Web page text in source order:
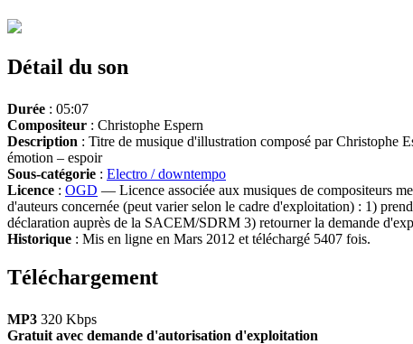
Détail du son
Durée : 05:07
Compositeur : Christophe Espern
Description : Titre de musique d'illustration composé par Christophe
émotion – espoir
Sous-catégorie : Electro / downtempo
Licence : OGD — Licence associée aux musiques de compositeurs
d'auteurs concernée (peut varier selon le cadre d'exploitation) : 1)
déclaration auprès de la SACEM/SDRM 3) retourner la demande
Historique : Mis en ligne en Mars 2012 et téléchargé 5407 fois.
Téléchargement
MP3 320 Kbps
Gratuit avec demande d'autorisation d'exploitation